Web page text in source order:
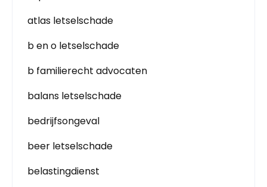
atlas letselschade
b en o letselschade
b familierecht advocaten
balans letselschade
bedrijfsongeval
beer letselschade
belastingdienst